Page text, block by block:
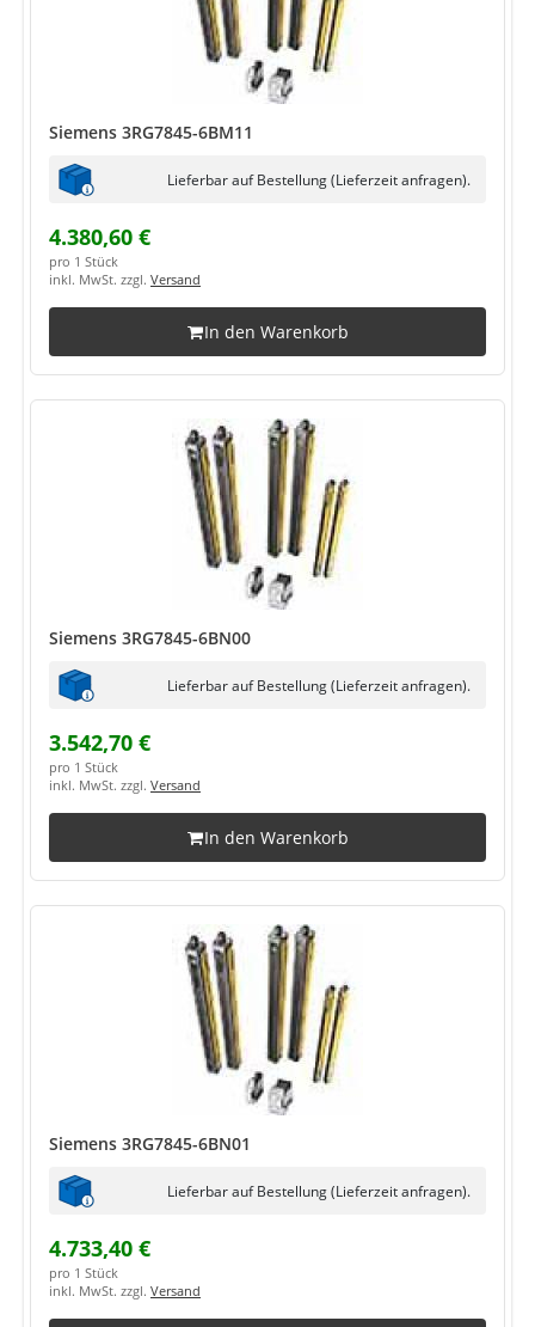
Siemens 3RG7845-6BM11
Lieferbar auf Bestellung (Lieferzeit anfragen).
4.380,60 €
pro 1 Stück
inkl. MwSt. zzgl. Versand
In den Warenkorb
Siemens 3RG7845-6BN00
Lieferbar auf Bestellung (Lieferzeit anfragen).
3.542,70 €
pro 1 Stück
inkl. MwSt. zzgl. Versand
In den Warenkorb
Siemens 3RG7845-6BN01
Lieferbar auf Bestellung (Lieferzeit anfragen).
4.733,40 €
pro 1 Stück
inkl. MwSt. zzgl. Versand